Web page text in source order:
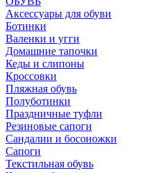
Аксессуары для обуви
Ботинки
Валенки и угги
Домашние тапочки
Кеды и слипоны
Кроссовки
Пляжная обувь
Полуботинки
Праздничные туфли
Резиновые сапоги
Сандалии и босоножки
Сапоги
Текстильная обувь